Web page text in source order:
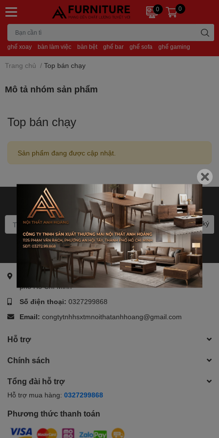
ghế xoay bàn làm việc bàn bệt ghế bar ghế sofa ghế gaming
0 0
Trang chủ / Top bán chạy
Mô tả nhóm sản phẩm
Top bán chạy
Sản phẩm đang được cập nhật.
Bạn muốn nhận khuyến mãi
đặc biệt? Đăng ký ngay.
Đăng ký
1125 Phạm Văn Bạch, Phường An Hội Tây, Thành
phố Hồ Chí Minh
Số điện thoại: 0327299868
Email: congtytnhhsxtmnoithatanhhoang@gmail.com
Hỗ trợ
Chính sách
Tổng đài hỗ trợ
Hỗ trợ mua hàng: 0327299868
Phương thức thanh toán